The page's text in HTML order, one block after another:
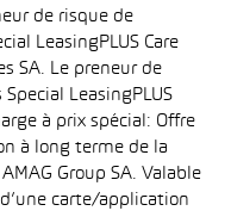
de risque de
LeasingPLUS Care
SA. Le preneur de
LeasingPLUS
à prix spécial: Offre
à long terme de la
Group SA. Valable
carte/application